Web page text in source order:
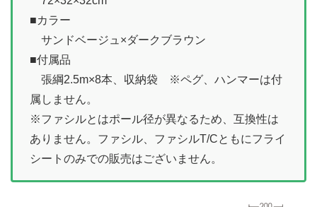
■カラー
サンドベージュ×ダークブラウン
■付属品
張綱2.5m×8本、収納袋 ※ペグ、ハンマーは付
属しません。
※ファシルとはポール径が異なるため、互換性は
ありません。ファシル、ファシルT/Cともにフライ
シートのみでの販売はございません。